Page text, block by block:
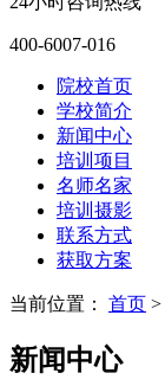
400-6007-016
院校首页
学校简介
新闻中心
培训项目
名师名家
培训摄影
联系方式
获取方案
当前位置： 首页 >
新闻中心